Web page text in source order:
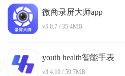
微商录屏大师app
v5.0.7 / 35.4MB
youth health智能手表
v3.4.10 / 59.7MB